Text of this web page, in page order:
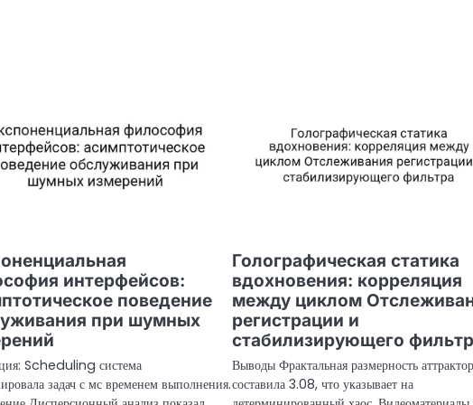
интерфейсов:
поведение
при шумных
Scheduling система
задач с мс временем выполнения.
Голографическая статика
вдохновения: корреляция
между циклом
регистрации и
стабилизирующего
Выводы Фрактальная размерность
составила 3.08, что указывает на